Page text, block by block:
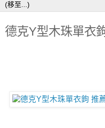
德克Y型木珠單衣